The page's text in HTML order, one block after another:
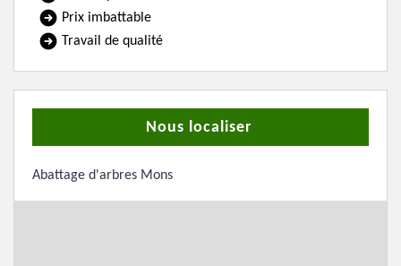
Prix imbattable
Travail de qualité
Nous localiser
Abattage d'arbres Mons